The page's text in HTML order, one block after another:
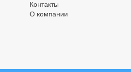
Контакты
О компании